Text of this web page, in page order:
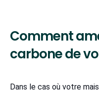
Comment
carbone de
Dans le cas où votre